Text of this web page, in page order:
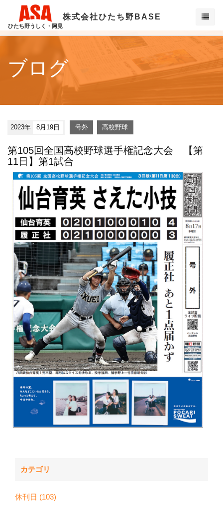
ひたち野うしく・阿見
株式会社ひたち野BASE
ブログ
2023年 8月19日 号外 高校野球
第105回全国高校野球選手権記念大会 【第
11日】第1試合
カテゴリ
休刊日 (103)